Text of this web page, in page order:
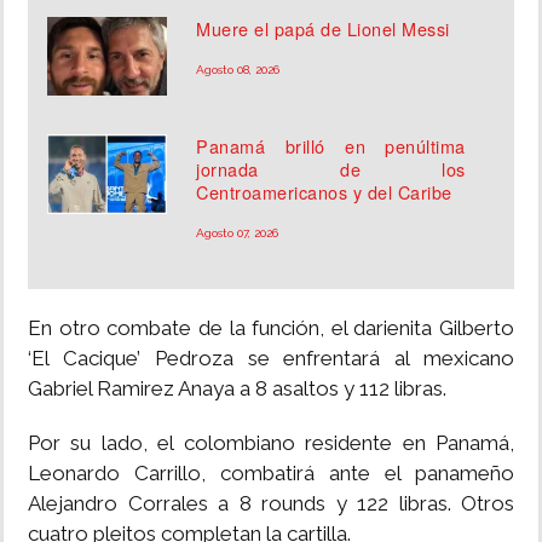
Muere el papá de Lionel Messi
Agosto 08, 2026
Panamá brilló en penúltima
jornada de los
Centroamericanos y del Caribe
Agosto 07, 2026
En otro combate de la función, el darienita Gilberto
‘El Cacique’ Pedroza se enfrentará al mexicano
Gabriel Ramirez Anaya a 8 asaltos y 112 libras.
Por su lado, el colombiano residente en Panamá,
Leonardo Carrillo, combatirá ante el panameño
Alejandro Corrales a 8 rounds y 122 libras. Otros
cuatro pleitos completan la cartilla.